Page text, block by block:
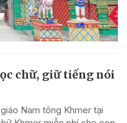
chữ, giữ tiếng nói
Nam tông Khmer tại